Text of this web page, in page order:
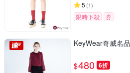
5 (1)
限時下殺 券
KeyWear奇威名
$480 6折